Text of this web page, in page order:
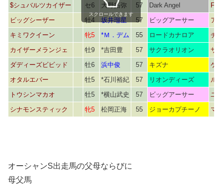
$シュバルツカイザー
セ6 大野拓弥 57 Dark Angel
ビッグシーザー
牡4 坂井瑠星 57 ビッグアーサー
ア
キミワクイーン
牝5 *Ｍ．デム 55 ロードカナロア
チ
カイザーメランジェ
牡9 *吉田豊 57 サクラオリオン
サ
ダディーズビビッド
牡6 浜中俊 57 キズナ
ケ
オタルエバー
牡5 *石川裕紀 57 リオンディーズ
ル
トウシンマカオ
牡5 *横山武史 57 ビッグアーサー
ユ
シナモンスティック
牝5 松岡正海 55 ジョーカプチーノ マ
スクロールできます
オーシャンS出走馬の父母ならびに
母父馬